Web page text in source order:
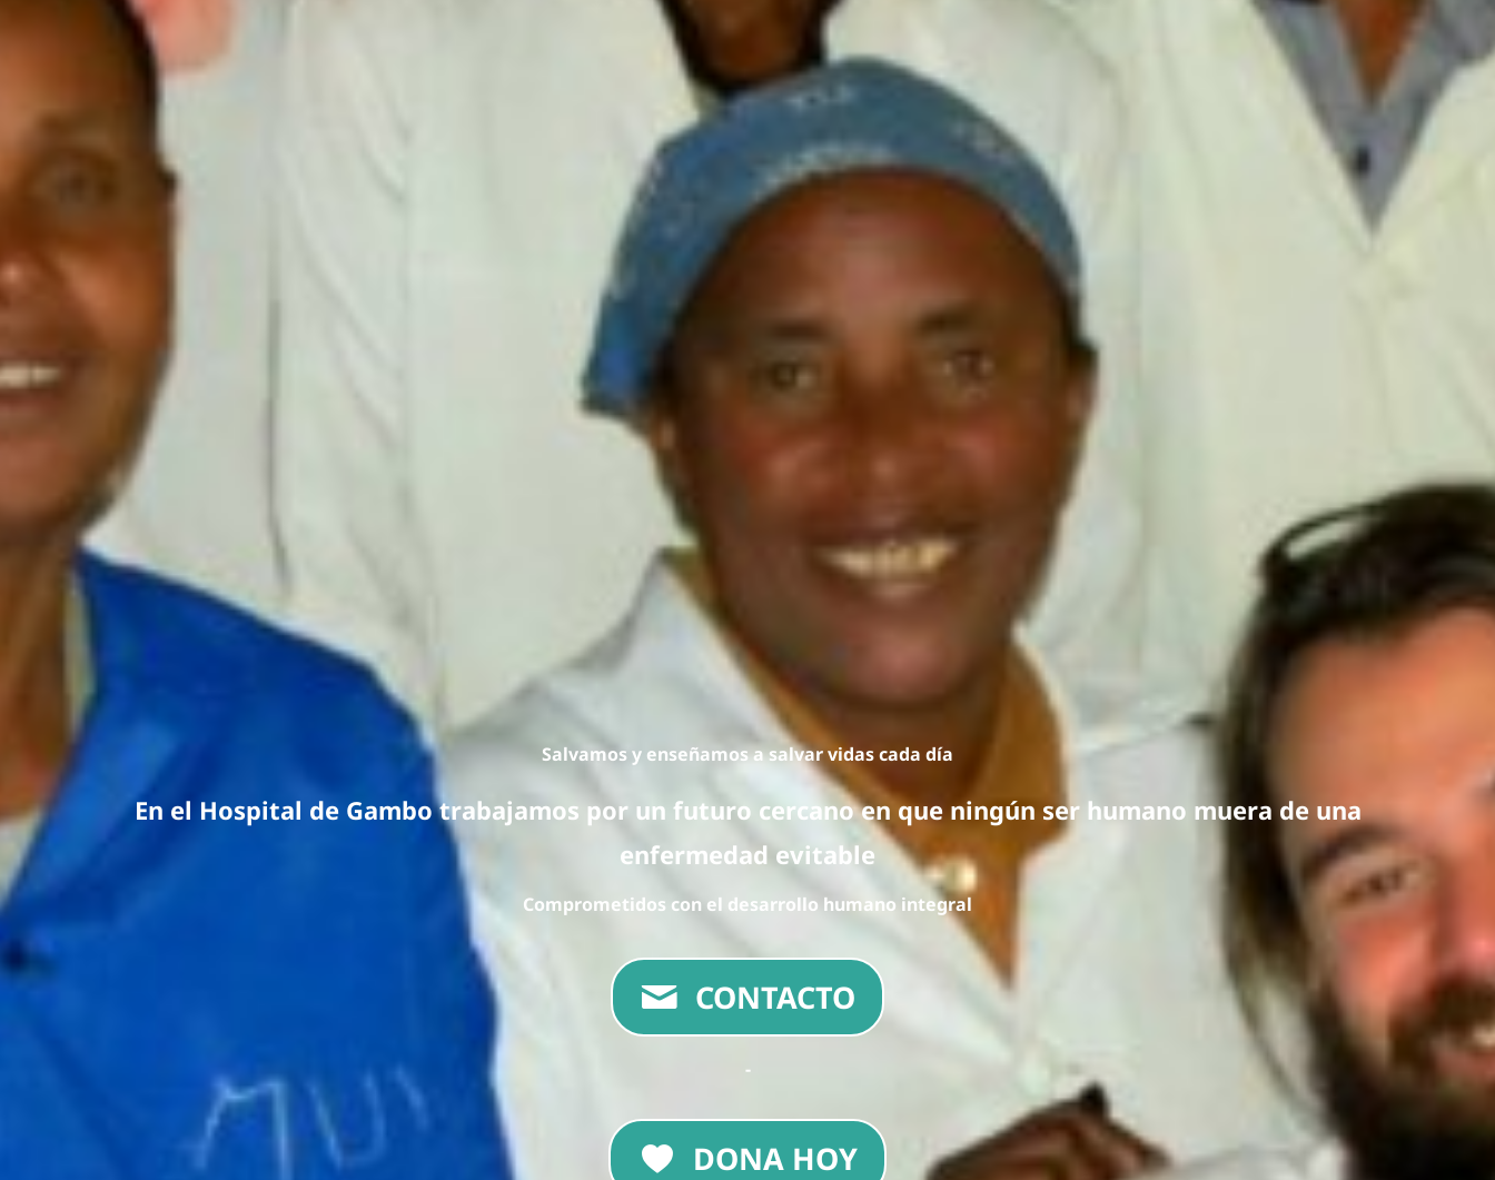
Salvamos y enseñamos a salvar vidas cada día
En el Hospital de Gambo trabajamos por un futuro cercano en que ningún ser humano muera de una
enfermedad evitable
Comprometidos con el desarrollo humano integral
CONTACTO
-
DONA HOY